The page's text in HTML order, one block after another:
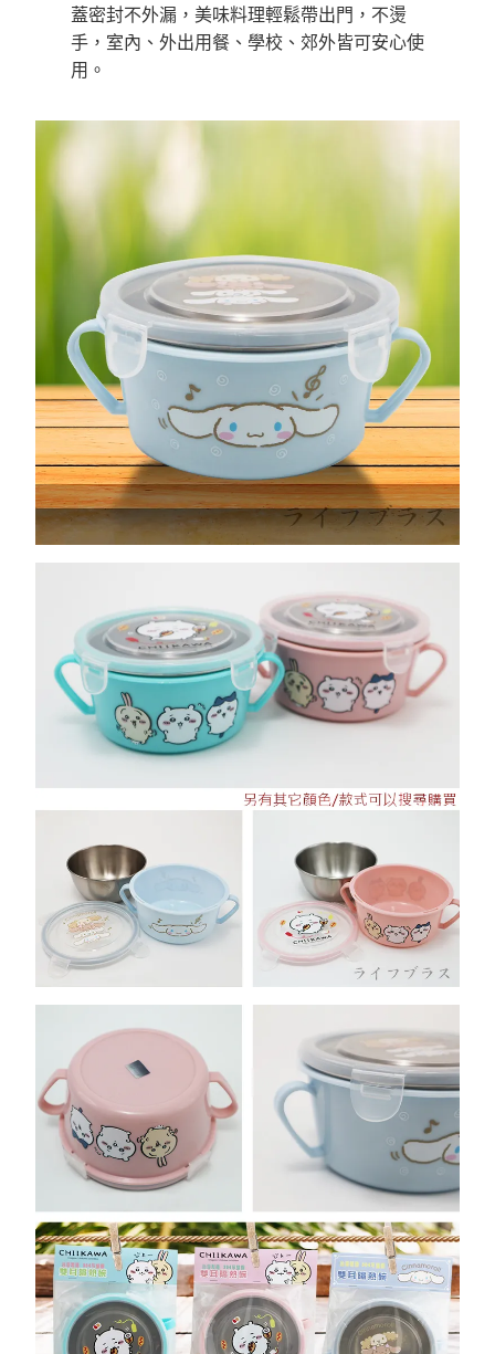
３．收到繳費通知簡訊後14天內，點擊此簡訊中的連結，可透過四大超商／
ATM／網路銀行／等多元方式進行付款，方視為交易完成。
※ 請注意：結帳手續完成當下不需立刻繳費，但若您需要取消訂單，請聯絡
購買商品的店家。未經商家同意取消之訂單仍視為有效，需透過AFTEE先享
１．透過由恩沛科技股份有限公司提供之「AFTEE先享後付」服務完成之交
易，需依本服務之必要範圍內提供個人資料，並將交易相關給付款項請求債
２．關於個人資料處理事宜，請瀏覽以下網址：
https://aftee.tw/terms/#terms3
３．未成年的使用者請事先徵得法定代理人或監護人之同意方可使用
「AFTEE先享後付」，若未經同意申辦者引起之損失，本公司不負相關責
４．使用「AFTEE先享後付」時，將依據個別帳號之用戶狀況，依本公司即
時審查核予不同之上限額度；若仍有額度不足之情形，本公司將視審查結果
請求用戶進行身份認證。
５．嚴禁一人註冊多個帳號或使用他人資訊註冊。若發現惡意使用之情形，
恩沛科技股份有限公司將有權停止該用戶之使用額度並採取法律行動。
全家離島取貨付款
每筆NT$100，滿NT$1,000(含以上)免運費
付款後全家取貨
7-11離島取貨付款
每筆NT$100，滿NT$1,000(含以上)免運費
付款後7-11取貨
每筆NT$60，滿NT$490(含以上)免運費
本島宅配1~2天後到
每筆NT$80，滿NT$490(含以上)免運費
貨到付款
每筆NT$150，滿NT$3,000(含以上)免運費
蓋密封不外漏，美味料理輕鬆帶出門，不燙
手，室內、外出用餐、學校、郊外皆可安心使
用。